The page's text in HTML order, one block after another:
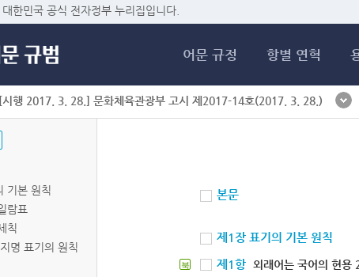
한민국 공식 전자정부 누리집입니다.
어문 규정 항별 연혁
[시행 2017. 3. 28.] 문화체육관광부 고시 제2017-14호(2017. 3. 28.)
기본 원칙
람표
칙
명 표기의 원칙
본문
제1장 표기의 기본 원칙
북 제1항 외래어는 국어의 현용